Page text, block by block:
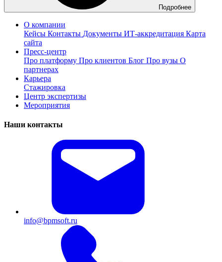
Подробнее
О компании
Кейсы Контакты Документы ИТ-аккредитация Карта
сайта
Пресс-центр
Про платформу Про клиентов Блог Про вузы О
партнерах
Карьера
Стажировка
Центр экспертизы
Мероприятия
Наши контакты
info@bpmsoft.ru